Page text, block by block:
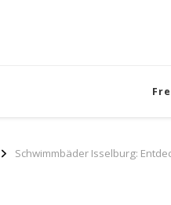
Schwimmbäder Isselburg: